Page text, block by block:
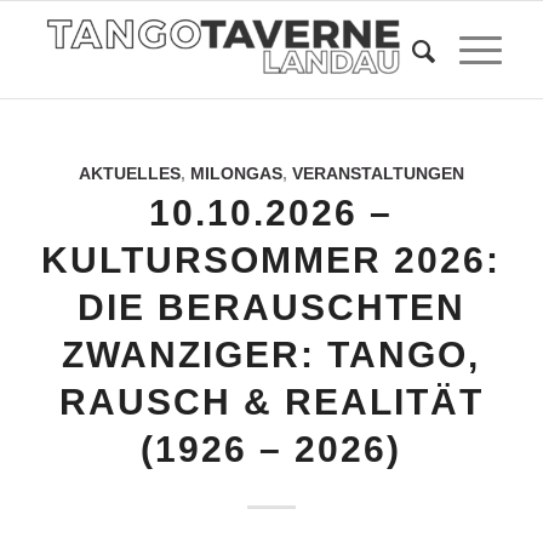
AKTUELLES, MILONGAS, VERANSTALTUNGEN
10.10.2026 –
KULTURSOMMER 2026:
DIE BERAUSCHTEN
ZWANZIGER: TANGO,
RAUSCH & REALITÄT
(1926 – 2026)